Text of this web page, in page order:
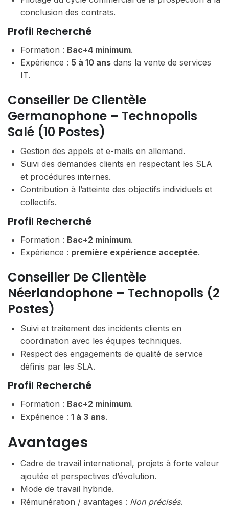
conclusion des contrats.
Profil Recherché
Formation : Bac+4 minimum.
Expérience : 5 à 10 ans dans la vente de services
IT.
Conseiller De Clientèle
Germanophone – Technopolis
Salé (10 Postes)
Gestion des appels et e-mails en allemand.
Suivi des demandes clients en respectant les SLA
et procédures internes.
Contribution à l’atteinte des objectifs individuels et
collectifs.
Profil Recherché
Formation : Bac+2 minimum.
Expérience : première expérience acceptée.
Conseiller De Clientèle
Néerlandophone – Technopolis (2
Postes)
Suivi et traitement des incidents clients en
coordination avec les équipes techniques.
Respect des engagements de qualité de service
définis par les SLA.
Profil Recherché
Formation : Bac+2 minimum.
Expérience : 1 à 3 ans.
Avantages
Cadre de travail international, projets à forte valeur
ajoutée et perspectives d’évolution.
Mode de travail hybride.
Rémunération / avantages : Non précisés.